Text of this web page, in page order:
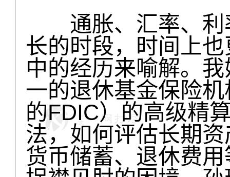
通胀、汇率、利
长的时段，时间上
中的经历来喻解。
一的退休基金保险
的FDIC）的高级精
法，如何评估长期
货币储蓄、退休费